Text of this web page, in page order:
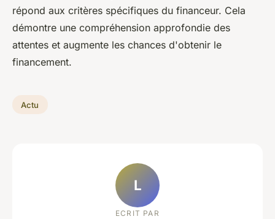
répond aux critères spécifiques du financeur. Cela
démontre une compréhension approfondie des
attentes et augmente les chances d'obtenir le
financement.
Actu
L
ECRIT PAR